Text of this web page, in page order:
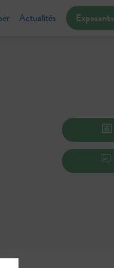
Actualités Exposants